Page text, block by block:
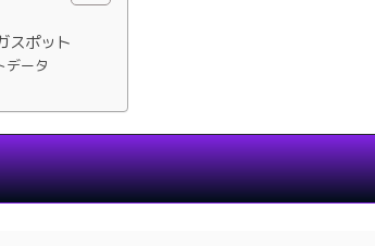
スポット
データ